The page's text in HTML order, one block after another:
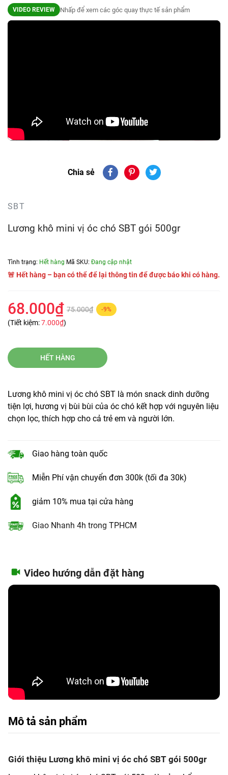
VIDEO REVIEW Nhấp để xem các góc quay thực tế sản phẩm
Chia sẻ
SBT
Lương khô mini vị óc chó SBT gói 500gr
Tình trạng: Hết hàng Mã SKU: Đang cập nhật
🚨 Hết hàng – bạn có thể để lại thông tin để được báo khi có hàng.
68.000₫ 75.000₫ -9%
(Tiết kiệm:7.000₫)
HẾT HÀNG
Lương khô mini vị óc chó SBT là món snack dinh dưỡng
tiện lợi, hương vị bùi bùi của óc chó kết hợp với nguyên liệu
chọn lọc, thích hợp cho cả trẻ em và người lớn.
Giao hàng toàn quốc
Miễn Phí vận chuyển đơn 300k (tối đa 30k)
giảm 10% mua tại cửa hàng
Giao Nhanh 4h trong TPHCM
Video hướng dẫn đặt hàng
Mô tả sản phẩm
Giới thiệu Lương khô mini vị óc chó SBT gói 500gr